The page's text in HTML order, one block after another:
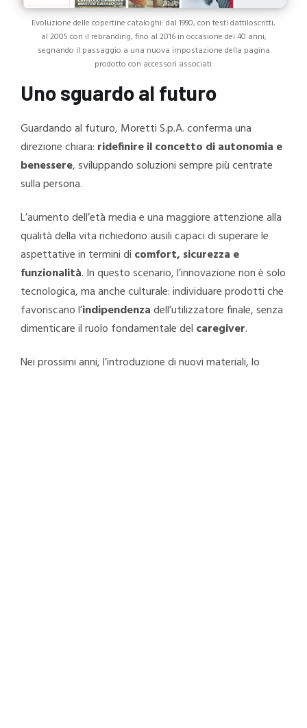
Evoluzione delle copertine cataloghi: dal 1990, con testi dattiloscritti,
al 2005 con il rebranding, fino al 2016 in occasione dei 40 anni,
segnando il passaggio a una nuova impostazione della pagina
prodotto con accessori associati.
Uno sguardo al futuro
Guardando al futuro, Moretti S.p.A. conferma una
direzione chiara: ridefinire il concetto di autonomia e
benessere, sviluppando soluzioni sempre più centrate
sulla persona.
L’aumento dell’età media e una maggiore attenzione alla
qualità della vita richiedono ausili capaci di superare le
aspettative in termini di comfort, sicurezza e
funzionalità. In questo scenario, l’innovazione non è solo
tecnologica, ma anche culturale: individuare prodotti che
favoriscano l’indipendenzadell’utilizzatore finale, senza
dimenticare il ruolo fondamentale del caregiver.
Nei prossimi anni, l’introduzione di nuovi materiali, lo